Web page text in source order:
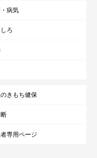
ホルモン検査やスメア検
もあります。
にくいですが、メス犬
間のつわりのような様子
病気
ろ
きもち健保
専用ページ